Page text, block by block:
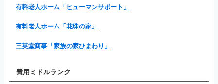
有料老人ホーム「ヒューマンサポート」
有料老人ホーム「花珠の家」
三英堂商事「家族の家ひまわり」
費用ミドルランク